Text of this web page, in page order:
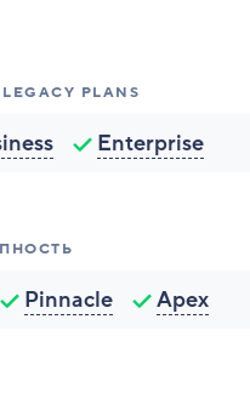
PLANS
Enterprise
Pinnacle Apex